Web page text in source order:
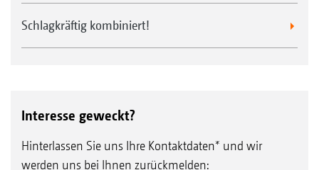
Schlagkräftig kombiniert!
Interesse geweckt?
Hinterlassen Sie uns Ihre Kontaktdaten* und wir
werden uns bei Ihnen zurückmelden: